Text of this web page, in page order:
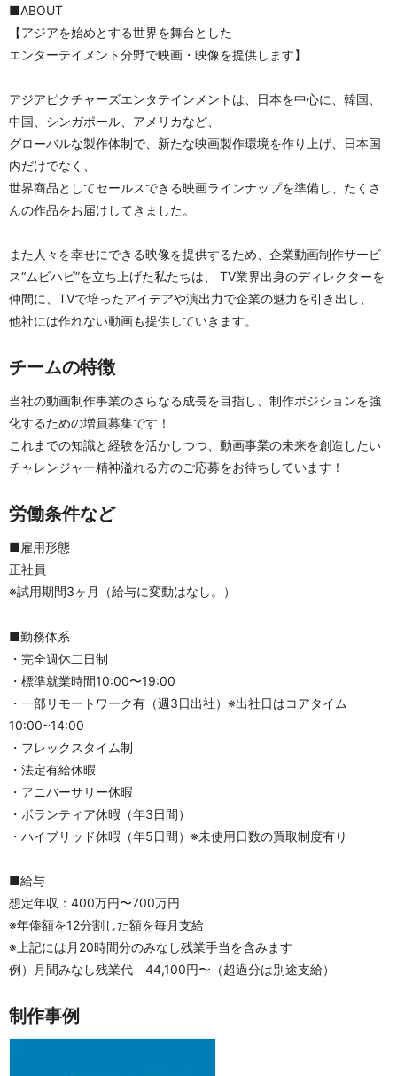
■ABOUT
【アジアを始めとする世界を舞台とした
エンターテイメント分野で映画・映像を提供します】
アジアピクチャーズエンタテインメントは、日本を中心に、韓国、
中国、シンガポール、アメリカなど、
グローバルな製作体制で、新たな映画製作環境を作り上げ、日本国
内だけでなく、
世界商品としてセールスできる映画ラインナップを準備し、たくさ
んの作品をお届けしてきました。
また人々を幸せにできる映像を提供するため、企業動画制作サービ
ス“ムビハピ”を立ち上げた私たちは、 TV業界出身のディレクターを
仲間に、TVで培ったアイデアや演出力で企業の魅力を引き出し、
他社には作れない動画も提供していきます。
チームの特徴
当社の動画制作事業のさらなる成長を目指し、制作ポジションを強
化するための増員募集です！
これまでの知識と経験を活かしつつ、動画事業の未来を創造したい
チャレンジャー精神溢れる方のご応募をお待ちしています！
労働条件など
■雇用形態
正社員
※試用期間3ヶ月（給与に変動はなし。）
・完全週休二日制
・標準就業時間10:00〜19:00
・一部リモートワーク有（週3日出社）※出社日はコアタイム
10:00~14:00
・フレックスタイム制
・法定有給休暇
・アニバーサリー休暇
・ボランティア休暇（年3日間）
・ハイブリッド休暇（年5日間）※未使用日数の買取制度有り
■給与
想定年収：400万円〜700万円
※年俸額を12分割した額を毎月支給
※上記には月20時間分のみなし残業手当を含みます
例）月間みなし残業代　44,100円〜（超過分は別途支給）
制作事例